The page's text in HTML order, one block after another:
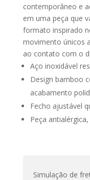
contemporâneo e
em uma peça que
formato inspirado
movimento únicos
ao contato com o
Aço inoxidável
Design bamboo
acabamento
Fecho ajustável
Peça
Simulação de